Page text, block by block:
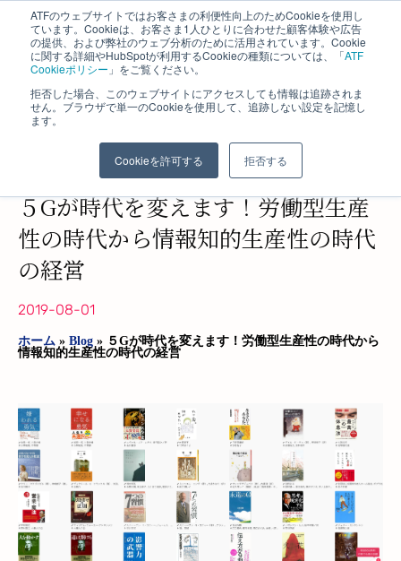
ATFのウェブサイトではお客さまの利便性向上のためCookieを使用し
ています。Cookieは、お客さま1人ひとりに合わせた顧客体験や広告
の提供、および弊社のウェブ分析のために活用されています。Cookie
に関する詳細やHubSpotが利用するCookieの種類については、「ATF
Cookieポリシー 」をご覧ください。
拒否した場合、このウェブサイトにアクセスしても情報は追跡されま
せん。ブラウザで単一のCookieを使用して、追跡しない設定を記憶し
ます。
Cookieを許可する 拒否する
株式会社 エイ・ティ・エフ​
５Gが時代を変えます！労働型生産
性の時代から情報知的生産性の時代
の経営
2019-08-01
ホーム » Blog » ５Gが時代を変えます！労働型生産性の時代から
情報知的生産性の時代の経営